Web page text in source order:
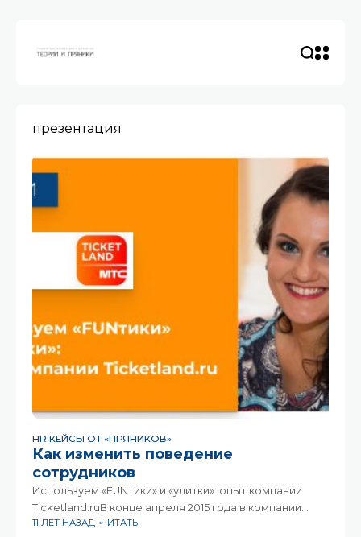
презентация
HR КЕЙСЫ ОТ «ПРЯНИКОВ»
Как изменить поведение
сотрудников
Используем «FUNтики» и «улитки»: опыт компании
Ticketland.ruВ конце апреля 2015 года в компании
«Ticketland.ru» запустилась корпоративная
11 ЛЕТ НАЗАД ЧИТАТЬ